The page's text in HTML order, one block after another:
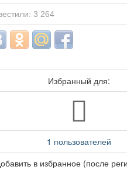
3 264
Избранный для:
1 пользователей
в избранное (после